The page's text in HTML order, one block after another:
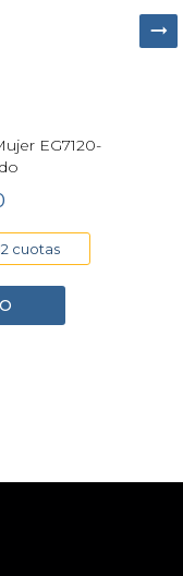
EG7120-
cuotas